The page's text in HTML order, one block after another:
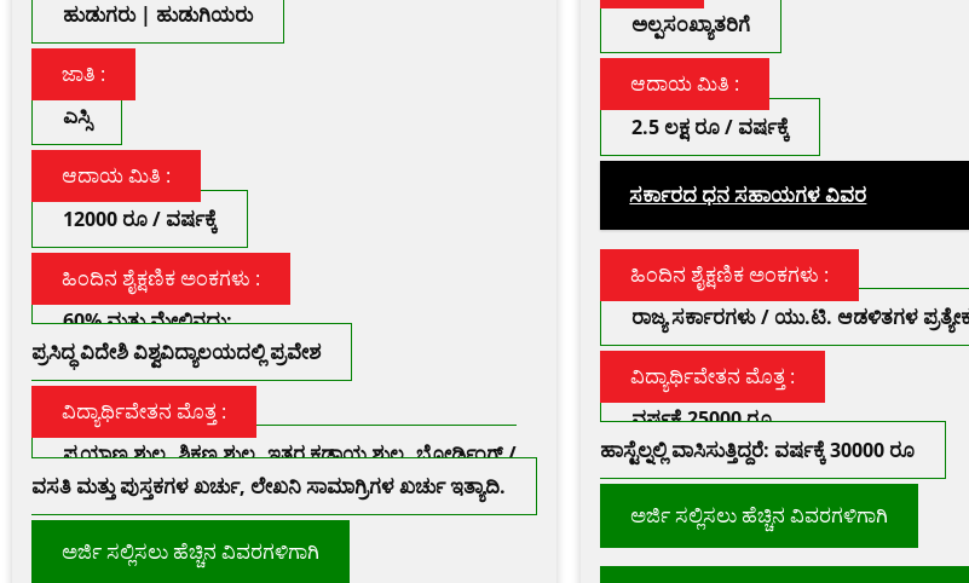
ಹುಡುಗರು | ಹುಡುಗಿಯರು
ಜಾತಿ :
ಎಸ್ಸಿ
ಆದಾಯ ಮಿತಿ :
12000 ರೂ / ವರ್ಷಕ್ಕೆ
ಹಿಂದಿನ ಶೈಕ್ಷಣಿಕ ಅಂಕಗಳು :
60% ಮತ್ತು ಮೇಲಿನದು;
ಪ್ರಸಿದ್ಧ ವಿದೇಶಿ ವಿಶ್ವವಿದ್ಯಾಲಯದಲ್ಲಿ ಪ್ರವೇಶ
ವಿದ್ಯಾರ್ಥಿವೇತನ ಮೊತ್ತ :
ಪ್ರಯಾಣ ಶುಲ್ಕ, ಶಿಕ್ಷಣ ಶುಲ್ಕ, ಇತರ ಕಡ್ಡಾಯ ಶುಲ್ಕ, ಬೋರ್ಡಿಂಗ್ /
ವಸತಿ ಮತ್ತು ಪುಸ್ತಕಗಳ ಖರ್ಚು, ಲೇಖನಿ ಸಾಮಾಗ್ರಿಗಳ ಖರ್ಚು ಇತ್ಯಾದಿ.
ಅರ್ಜಿ ಸಲ್ಲಿಸಲು ಹೆಚ್ಚಿನ ವಿವರಗಳಿಗಾಗಿ
ಅಲ್ಪಸಂಖ್ಯಾತರಿಗೆ
ಆದಾಯ ಮಿತಿ :
2.5 ಲಕ್ಷ ರೂ / ವರ್ಷಕ್ಕೆ
ಸರ್ಕಾರದ​ ​ಧನ ಸಹಾಯಗಳ ವಿವರ
ಹಿಂದಿನ ಶೈಕ್ಷಣಿಕ ಅಂಕಗಳು :
ರಾಜ್ಯ ಸರ್ಕಾರಗಳು / ಯು.ಟಿ. ಆಡಳಿತಗಳ ಪ್ರತ್ಯೇಕ
ವಿದ್ಯಾರ್ಥಿವೇತನ ಮೊತ್ತ :
ವರ್ಷಕ್ಕೆ 25000 ರೂ
ಹಾಸ್ಟೆಲ್ನಲ್ಲಿ ವಾಸಿಸುತ್ತಿದ್ದರೆ: ವರ್ಷಕ್ಕೆ 30000 ರೂ
ಅರ್ಜಿ ಸಲ್ಲಿಸಲು ಹೆಚ್ಚಿನ ವಿವರಗಳಿಗಾಗಿ